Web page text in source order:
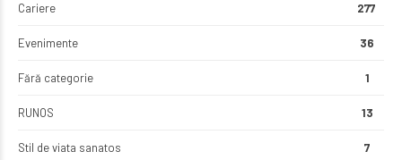
Cariere 277
Evenimente 36
Fără categorie 1
RUNOS 13
Stil de viata sanatos 7